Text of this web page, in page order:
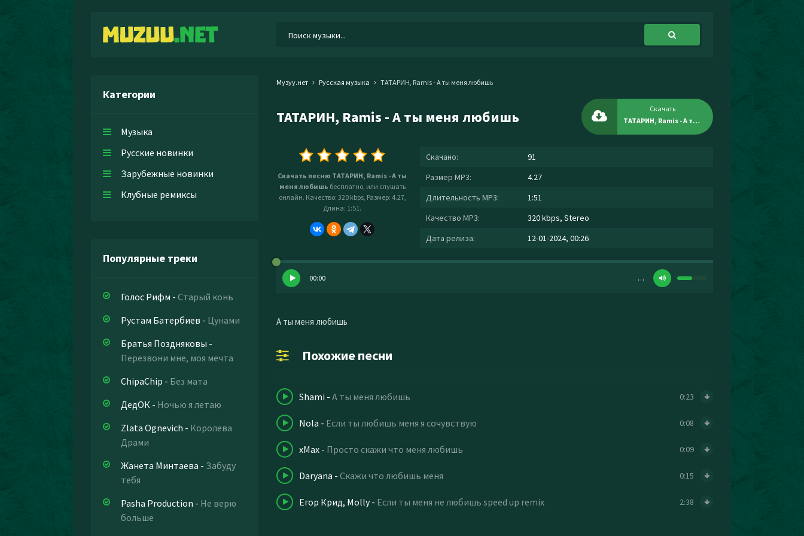
Категории
Музыка
Русские новинки
Зарубежные новинки
Клубные ремиксы
Популярные треки
Голос Рифм - Старый конь
Рустам Батербиев - Цунами
Братья Поздняковы -
Перезвони мне, моя мечта
ChipaChip - Без мата
ДедОК - Ночью я летаю
Zlata Ognevich - Королева
Драми
Жанета Минтаева - Забуду
тебя
Pasha Production - Не верю
больше
Музуу.нет Русская музыка ТАТАРИН, Ramis - А ты меня любишь
ТАТАРИН, Ramis - А ты меня любишь
Скачать
ТАТАРИН, Ramis - А ты меня любишь
Скачать песню ТАТАРИН, Ramis - А ты
меня любишь бесплатно, или слушать
онлайн. Качество: 320 kbps, Размер: 4.27,
Длина: 1:51.
Скачано:
91
Размер MP3:
4.27
Длительность MP3:
1:51
Качество MP3:
320 kbps, Stereo
Дата релиза:
12-01-2024, 00:26
00:00 …
А ты меня любишь
Похожие песни
Shami - А ты меня любишь 0:23
Nola - Если ты любишь меня я сочувствую 0:08
xMax - Просто скажи что меня любишь 0:09
Daryana - Скажи что любишь меня 0:15
Егор Крид, Molly- Если ты меня не любишь speed up remix 2:38